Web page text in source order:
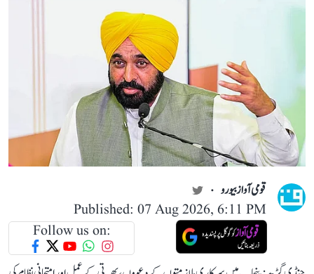
قومی آواز بیورو
Published: 07 Aug 2026, 6:11 PM
Follow us on: